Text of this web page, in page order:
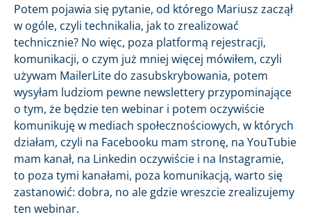
Potem pojawia się pytanie, od którego Mariusz zaczął
w ogóle, czyli technikalia, jak to zrealizować
technicznie? No więc, poza platformą rejestracji,
komunikacji, o czym już mniej więcej mówiłem, czyli
używam MailerLite do zasubskrybowania, potem
wysyłam ludziom pewne newslettery przypominające
o tym, że będzie ten webinar i potem oczywiście
komunikuję w mediach społecznościowych, w których
działam, czyli na Facebooku mam stronę, na YouTubie
mam kanał, na Linkedin oczywiście i na Instagramie,
to poza tymi kanałami, poza komunikacją, warto się
zastanowić: dobra, no ale gdzie wreszcie zrealizujemy
ten webinar.